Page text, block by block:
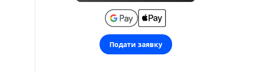
Подати заявку